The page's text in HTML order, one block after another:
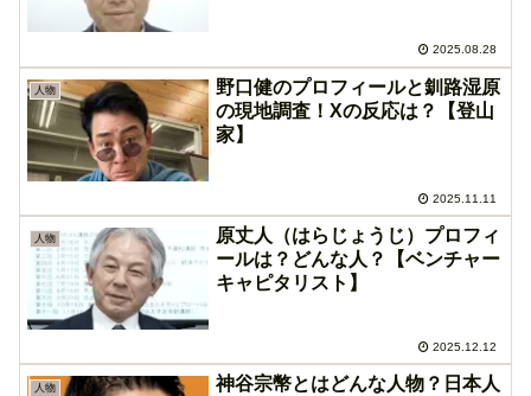
2025.08.28
人物
野口健のプロフィールと釧路湿原
の現地調査！Xの反応は？【登山
家】
2025.11.11
人物
原丈人（はらじょうじ）プロフィ
ールは？どんな人？【ベンチャー
キャピタリスト】
2025.12.12
人物
神谷宗幣とはどんな人物？日本人